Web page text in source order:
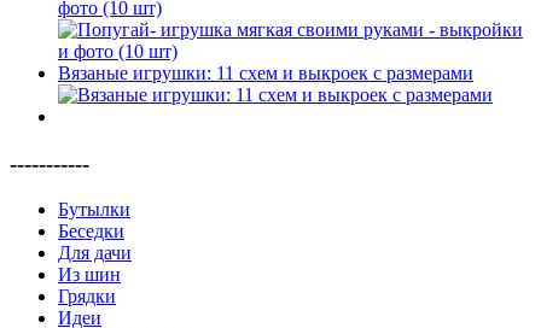
фото (10 шт)
Вязаные игрушки: 11 схем и выкроек с размерами
-----------
Бутылки
Беседки
Для дачи
Из шин
Грядки
Идеи